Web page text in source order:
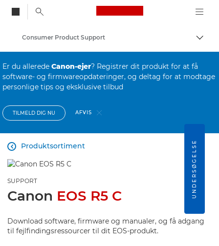
Canon Logo, back
Skift
Consumer Product Support
Er du allerede Canon-ejer? Registrer dit produkt for at få
software- og firmwareopdateringer, og deltag for at modtage
personlige tips og eksklusive tilbud
TILMELD DIG NU AFVIS
Produktsortiment

SUPPORT
Canon EOS R5 C
Download software, firmware og manualer, og få adgang
til fejlfindingsressourcer til dit EOS-produkt.
UNDERSØGELSE